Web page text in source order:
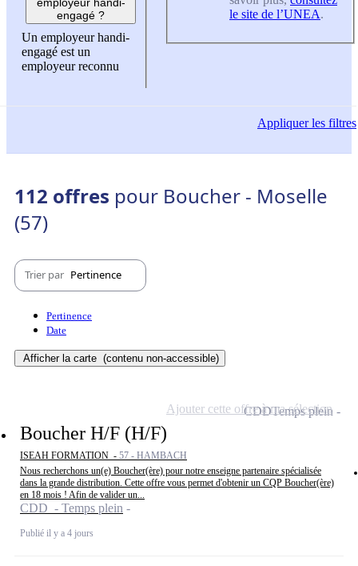
employeur handi-
engagé ?
Un employeur handi-
engagé est un
employeur reconnu
le site de l’UNEA.
Appliquerles filtres
112 offres pour Boucher - Moselle
(57)
Trier par Pertinence
Pertinence
Date
Afficher la carte (contenu non-accessible)
Boucher H/F (H/F)
ISEAH FORMATION - 57 - HAMBACH
Nous recherchons un(e) Boucher(ère) pour notre enseigne partenaire spécialisée
dans la grande distribution. Cette offre vous permet d'obtenir un CQP Boucher(ère)
en 18 mois ! Afin de valider un...
CDD - Temps plein
Publié il y a 4 jours
CDDTemps plein
Ajouter cette offre à ma sélection